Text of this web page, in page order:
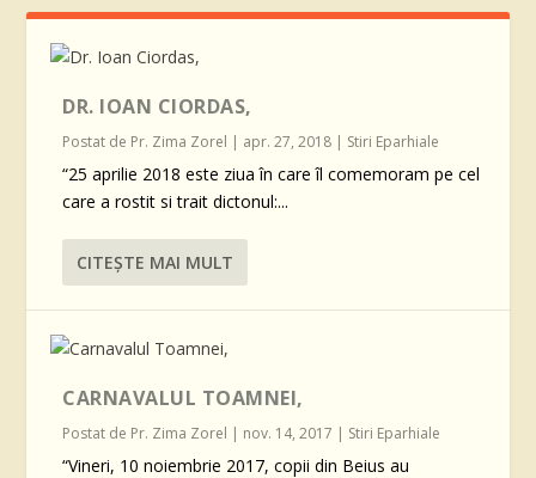
DR. IOAN CIORDAS,
Postat de Pr. Zima Zorel | apr. 27, 2018 | Stiri Eparhiale
“25 aprilie 2018 este ziua în care îl comemoram pe cel
care a rostit si trait dictonul:...
CITEŞTE MAI MULT
CARNAVALUL TOAMNEI,
Postat de Pr. Zima Zorel | nov. 14, 2017 | Stiri Eparhiale
“Vineri, 10 noiembrie 2017, copii din Beius au